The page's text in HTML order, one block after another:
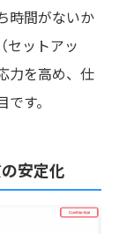
時間がないか
セットアッ
力を高め、仕
す。
安定化